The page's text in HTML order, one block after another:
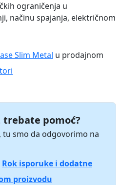
ograničenja u
načinu spajanja, električnom
Slim Metal u prodajnom
pomoć?
tu smo da odgovorimo na
Rok isporuke i dodatne
proizvodu